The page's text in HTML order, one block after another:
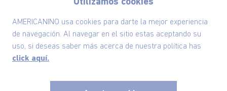
Utilizamos cookies
AMERICANINO usa cookies para darte la mejor experiencia
de navegación. Al navegar en el sitio estas aceptando su
uso, si deseas saber más acerca de nuestra política has
click aquí.
Nuestra Marca
Ayudas